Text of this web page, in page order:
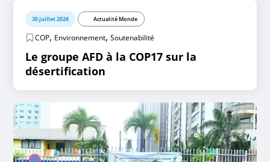
30 juillet 2026 Actualité Monde
COP, Environnement,Soutenabilité
Le groupe AFD à la COP17 sur la
désertification